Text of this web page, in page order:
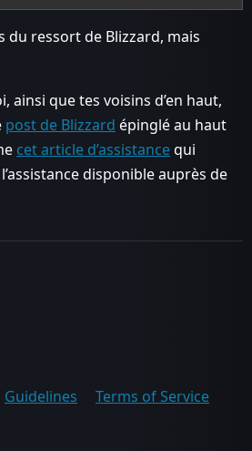
du ressort de Blizzard, mais
ainsi que tes voisins d’en haut,
post de Blizzard épinglé au haut
cet article d’assistancequi
disponible auprès de
Guidelines
Terms of Service